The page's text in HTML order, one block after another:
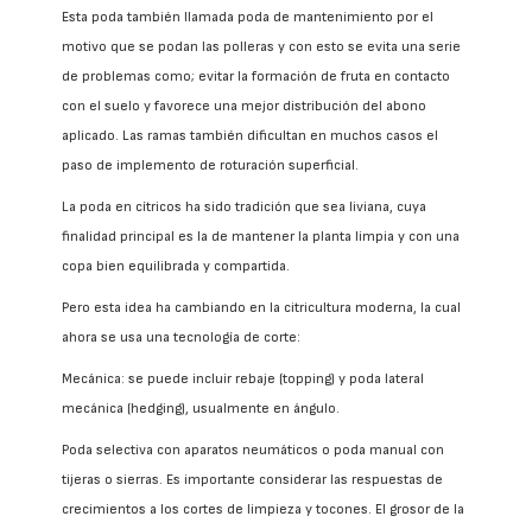
Esta poda también llamada poda de mantenimiento por el
motivo que se podan las polleras y con esto se evita una serie
de problemas como; evitar la formación de fruta en contacto
con el suelo y favorece una mejor distribución del abono
aplicado. Las ramas también dificultan en muchos casos el
paso de implemento de roturación superficial.
La poda en cítricos ha sido tradición que sea liviana, cuya
finalidad principal es la de mantener la planta limpia y con una
copa bien equilibrada y compartida.
Pero esta idea ha cambiando en la citricultura moderna, la cual
ahora se usa una tecnología de corte:
Mecánica: se puede incluir rebaje (topping) y poda lateral
mecánica (hedging), usualmente en ángulo.
Poda selectiva con aparatos neumáticos o poda manual con
tijeras o sierras. Es importante considerar las respuestas de
crecimientos a los cortes de limpieza y tocones. El grosor de la